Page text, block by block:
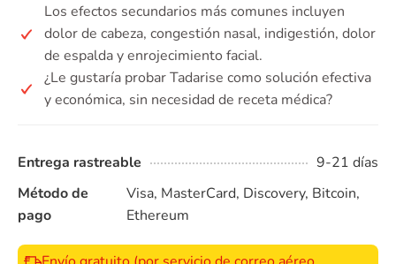
Los efectos secundarios más comunes incluyen
dolor de cabeza, congestión nasal, indigestión, dolor
de espalda y enrojecimiento facial.
¿Le gustaría probar Tadarise como solución efectiva
y económica, sin necesidad de receta médica?
Entrega rastreable
9-21 días
Método de
pago
Visa, MasterCard, Discovery, Bitcoin,
Ethereum